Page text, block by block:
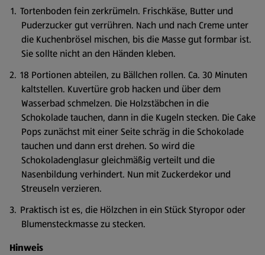
Tortenboden fein zerkrümeln. Frischkäse, Butter und
Puderzucker gut verrühren. Nach und nach Creme unter
die Kuchenbrösel mischen, bis die Masse gut formbar ist.
Sie sollte nicht an den Händen kleben.
18 Portionen abteilen, zu Bällchen rollen. Ca. 30 Minuten
kaltstellen. Kuvertüre grob hacken und über dem
Wasserbad schmelzen. Die Holzstäbchen in die
Schokolade tauchen, dann in die Kugeln stecken. Die Cake
Pops zunächst mit einer Seite schräg in die Schokolade
tauchen und dann erst drehen. So wird die
Schokoladenglasur gleichmäßig verteilt und die
Nasenbildung verhindert. Nun mit Zuckerdekor und
Streuseln verzieren.
Praktisch ist es, die Hölzchen in ein Stück Styropor oder
Blumensteckmasse zu stecken.
Hinweis